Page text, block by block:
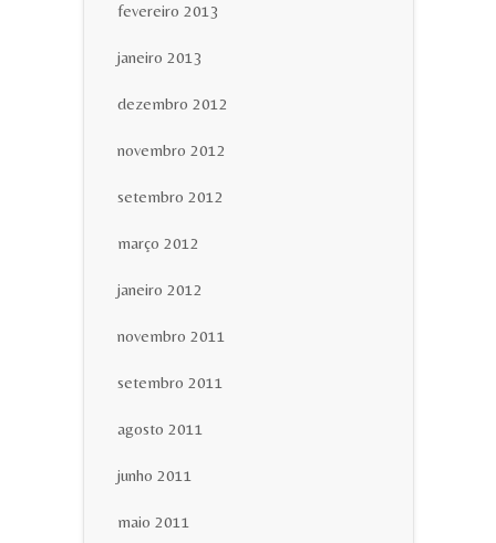
fevereiro 2013
janeiro 2013
dezembro 2012
novembro 2012
setembro 2012
março 2012
janeiro 2012
novembro 2011
setembro 2011
agosto 2011
junho 2011
maio 2011